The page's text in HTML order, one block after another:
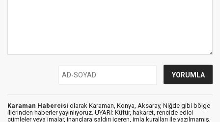
Karaman Habercisi olarak Karaman, Konya, Aksaray, Niğde gibi bölge
illerinden haberler yayınlıyoruz. UYARI: Küfür, hakaret, rencide edici
cümleler veya imalar, inançlara saldırı içeren, imla kuralları ile yazılmamış,